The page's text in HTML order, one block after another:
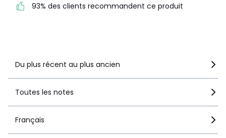
recommandent ce produit
93% des clients recommandent ce produit
Du plus récent au plus ancien
Toutes les notes
Français